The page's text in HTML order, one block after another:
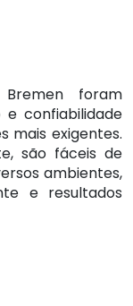
Bremen foram
confiabilidade
mais exigentes.
são fáceis de
ambientes,
e resultados